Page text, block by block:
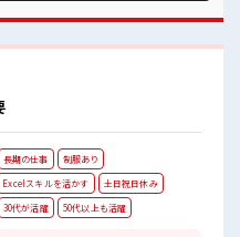
長期の仕事
制服あり
Excelスキルを活かす
土日祝日休み
30代が活躍 50代以上も活躍